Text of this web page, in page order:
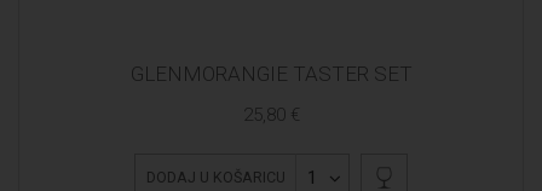
GLENMORANGIE TASTER SET
25,80 €
DODAJ U KOŠARICU 1